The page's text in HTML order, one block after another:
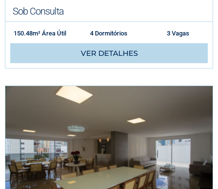
Sob Consulta
150.48m² Área Útil 4 Dormitórios 3 Vagas
VER DETALHES